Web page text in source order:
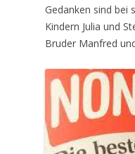
Gedanken sind bei
Kindern Julia und
Bruder Manfred